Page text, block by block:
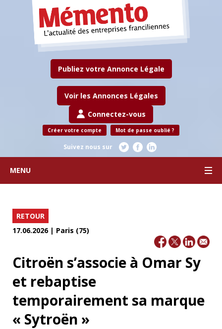
Publiez votre Annonce Légale
Voir les Annonces Légales
Connectez-vous
Créer votre compte Mot de passe oublié ?
Suivez nous sur
MENU
RETOUR
17.06.2026 | Paris (75)
Citroën s’associe à Omar Sy
et rebaptise
temporairement sa marque
« Sytroën »